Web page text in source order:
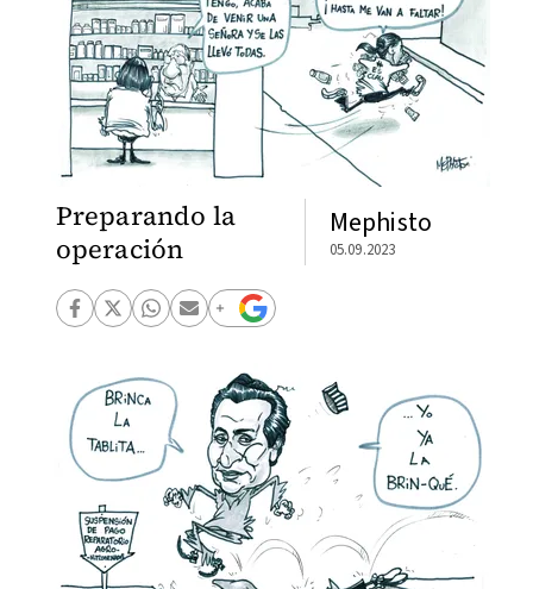
Preparando la
operación
Mephisto
05.09.2023